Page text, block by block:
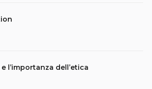
l’importanza dell’etica